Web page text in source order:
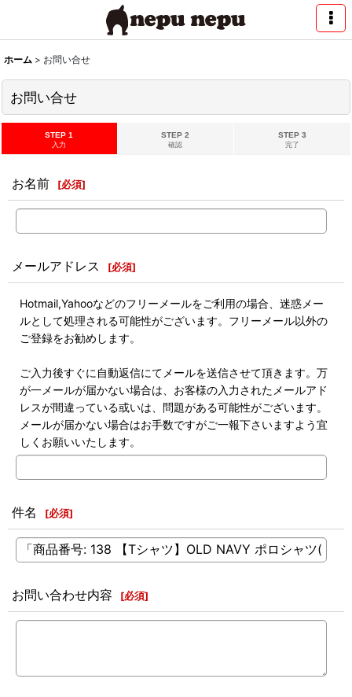
ホーム > お問い合せ
お問い合せ
STEP 1
入力
STEP 2
確認
STEP 3
完了
お名前 [必須]
メールアドレス [必須]
Hotmail,Yahooなどのフリーメールをご利用の場合、迷惑メー
ルとして処理される可能性がございます。フリーメール以外の
ご登録をお勧めします。
ご入力後すぐに自動返信にてメールを送信させて頂きます。万
が一メールが届かない場合は、お客様の入力されたメールアド
レスが間違っている或いは、問題がある可能性がございます。
メールが届かない場合はお手数ですがご一報下さいますよう宜
しくお願いいたします。
件名 [必須]
お問い合わせ内容 [必須]